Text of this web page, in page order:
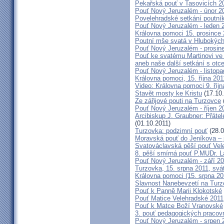
Pekařská pouť v Tasovicích
Pouť Nový Jeruzalém - únor
Povelehradské setkání
Pouť Nový Jeruzalém - leden
Královna pomoci 15. prosince
Poutní mše svatá v
Pouť Nový Jeruzalém -
Pouť ke svatému Martinovi
aneb naše další setkání s
Pouť Nový Jeruzalém -
Královna pomoci, 15. října
Video: Královna pomoci 9.
Stavět mosty ke Kristu
Ze zářijové pouti na Turzovce
Pouť Nový Jeruzalém - říjen
Arcibiskup J. Graubner:
(01.10.2011)
Turzovka: podzimní pouť
Moravská pouť do Jeníkova
Svatováclavská pěší pouť
8. pěší smírná pouť P.MUDr.
Pouť Nový Jeruzalém - září
Turzovka, 15. srpna 2011,
Královna pomoci (15. srpna
Slavnost Nanebevzetí na
Pouť k Panně Marii Klokotské
Pouť Matice Velehradské 2011
Pouť k Matce Boží Vranovské
3. pouť pedagogických
Pouť Nový Jeruzalém - srpen